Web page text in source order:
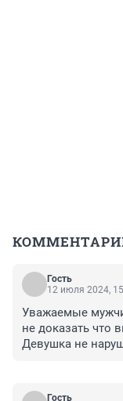
Гость
12 июля 2024,
Уважаемые
не доказать что
Девушка не
Гость